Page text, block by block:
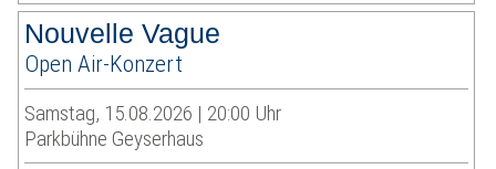
Nouvelle Vague
Open Air-Konzert
Samstag, 15.08.2026 | 20:00 Uhr
Parkbühne Geyserhaus